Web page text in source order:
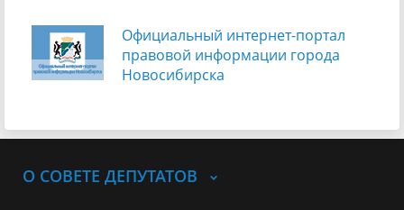
Официальный интернет-портал
правовой информации города
Новосибирска
О СОВЕТЕ ДЕПУТАТОВ